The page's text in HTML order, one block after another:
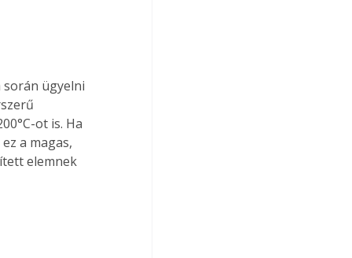
ügyelni
ot is. Ha
a magas,
elemnek